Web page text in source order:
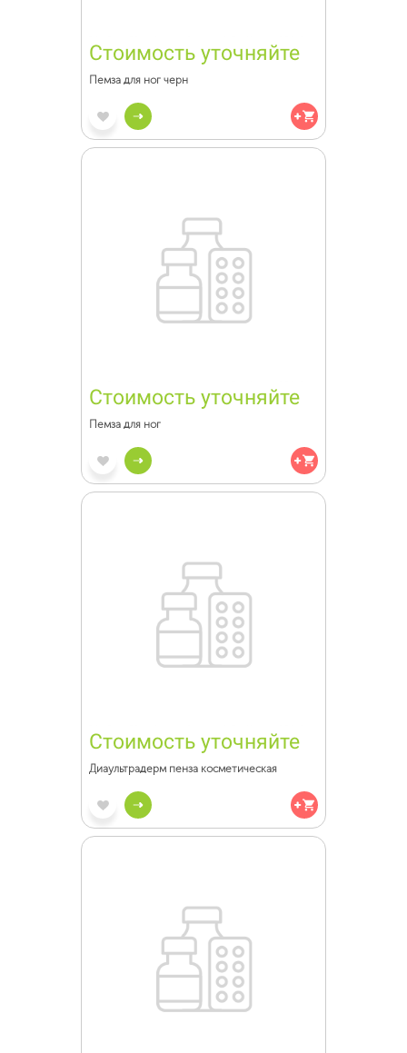
Стоимость уточняйте
Пемза для ног черн
Стоимость уточняйте
Пемза для ног
Стоимость уточняйте
Диаультрадерм пенза косметическая